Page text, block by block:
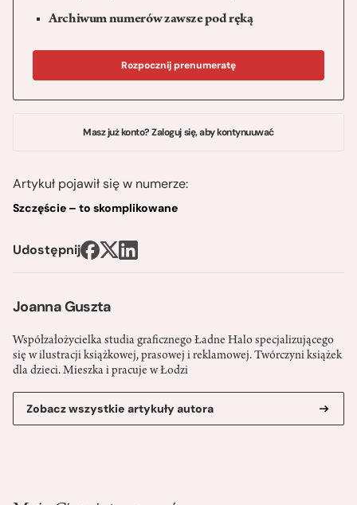
Joanna Guszta
Współzałożycielka studia graficznego Ładne Halo specjalizującego
się w ilustracji książkowej, prasowej i reklamowej. Twórczyni książek
dla dzieci. Mieszka i pracuje w Łodzi
Zobacz wszystkie artykuły autora
Archiwum numerów zawsze pod ręką
Rozpocznij prenumeratę
Masz już konto? Zaloguj się, aby kontynuuwać
Artykuł pojawił się w numerze:
Szczęście – to skomplikowane
Udostępnij